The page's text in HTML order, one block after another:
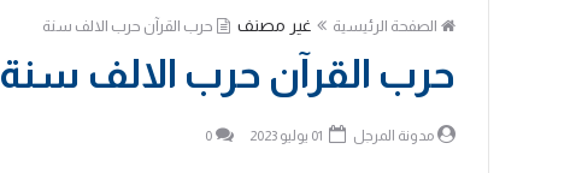
الصفحة الرئيسية غير مصنف حرب القرآن حرب الالف سنة
حرب القرآن حرب الالف سنة
مدونة المرجل 0